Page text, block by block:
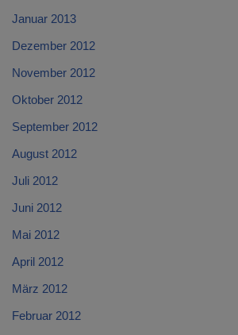
Januar 2013
Dezember 2012
November 2012
Oktober 2012
September 2012
August 2012
Juli 2012
Juni 2012
Mai 2012
April 2012
März 2012
Februar 2012